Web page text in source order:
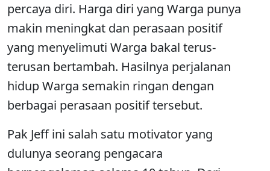
percaya diri. Harga diri yang Warga punya
makin meningkat dan perasaan positif
yang menyelimuti Warga bakal terus-
terusan bertambah. Hasilnya perjalanan
hidup Warga semakin ringan dengan
berbagai perasaan positif tersebut.
Pak Jeff ini salah satu motivator yang
dulunya seorang pengacara